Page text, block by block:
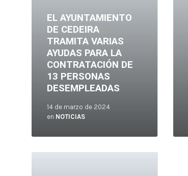
EL AYUNTAMIENTO
DE CEDEIRA
TRAMITA VARIAS
AYUDAS PARA LA
CONTRATACIÓN DE
13 PERSONAS
DESEMPLEADAS
14 de marzo de 2024
en NOTICIAS